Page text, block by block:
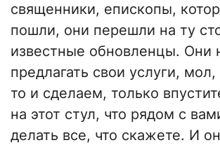
священники, епископы,
пошли, они перешли на ту
известные обновленцы. Они
предлагать свои услуги, мол,
то и сделаем, только
на этот стул, что рядом с
делать все, что скажете. И